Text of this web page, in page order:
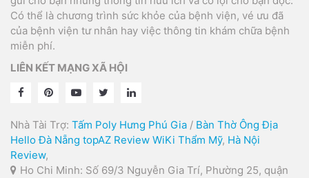
Có thể là chương trình sức khỏe của bệnh viện, vé ưu đã
của bệnh viện tư nhân hay việc thông tin khám chữa bệnh
miễn phí.
LIÊN KẾT MẠNG XÃ HỘI
Nhà Tài Trợ: Tấm Poly Hưng Phú Gia / Bàn Thờ Ông Địa
Hello Đà Nẵng topAZ Review WiKi Thẩm Mỹ, Hà Nội
Review,
Ho Chi Minh: Số 69/3 Nguyễn Gia Trí, Phường 25, quận